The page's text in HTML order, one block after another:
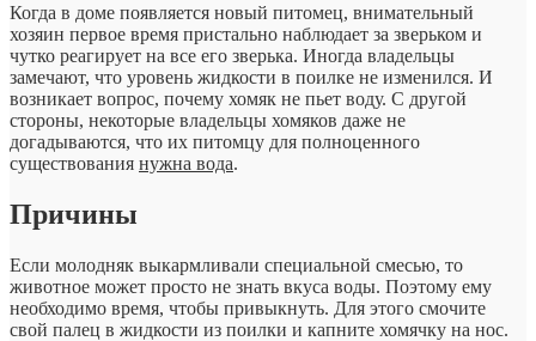
Когда в доме появляется новый питомец, внимательный
хозяин первое время пристально наблюдает за зверьком и
чутко реагирует на все его зверька. Иногда владельцы
замечают, что уровень жидкости в поилке не изменился. И
возникает вопрос, почему хомяк не пьет воду. С другой
стороны, некоторые владельцы хомяков даже не
догадываются, что их питомцу для полноценного
существования нужна вода.
Причины
Если молодняк выкармливали специальной смесью, то
животное может просто не знать вкуса воды. Поэтому ему
необходимо время, чтобы привыкнуть. Для этого смочите
свой палец в жидкости из поилки и капните хомячку на нос.